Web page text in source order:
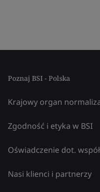
Poznaj BSI - Polska
Krajowy organ
Zgodność i etyka w BSI
Oświadczenie dot.
Nasi klienci i partnerzy